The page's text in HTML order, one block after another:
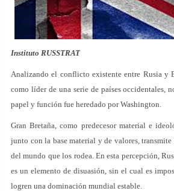
Instituto RUSSTRAT
Analizando el conflicto existente entre Rusia y
como líder de una serie de países occidentales,
papel y función fue heredado por Washington.
Gran Bretaña, como predecesor material e
junto con la base material y de valores,
del mundo que los rodea. En esta percepción,
es un elemento de disuasión, sin el cual es
logren una dominación mundial estable.